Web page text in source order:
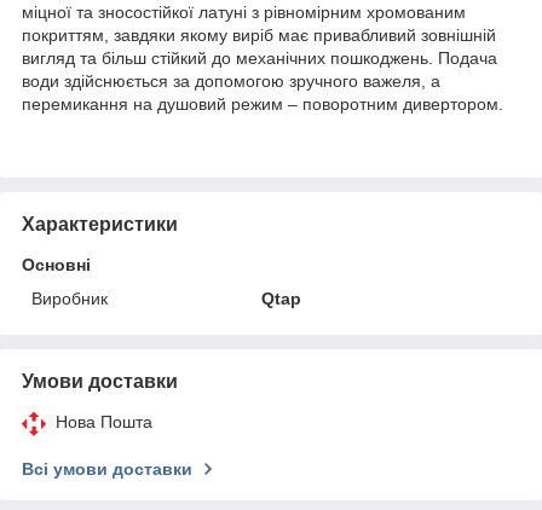
міцної та зносостійкої латуні з рівномірним хромованим
покриттям, завдяки якому виріб має привабливий зовнішній
вигляд та більш стійкий до механічних пошкоджень. Подача
води здійснюється за допомогою зручного важеля, а
перемикання на душовий режим – поворотним дивертором.
Характеристики
Основні
Виробник
Qtap
Умови доставки
Нова Пошта
Всі умови доставки